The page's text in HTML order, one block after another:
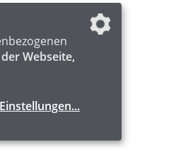
Webseite,
Einstellungen...